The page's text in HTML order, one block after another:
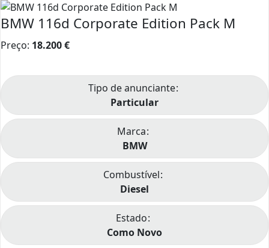
BMW 116d Corporate Edition Pack M
Preço: 18.200€
Tipo de anunciante
Particular
Marca
BMW
Combustível
Diesel
Estado
Como Novo